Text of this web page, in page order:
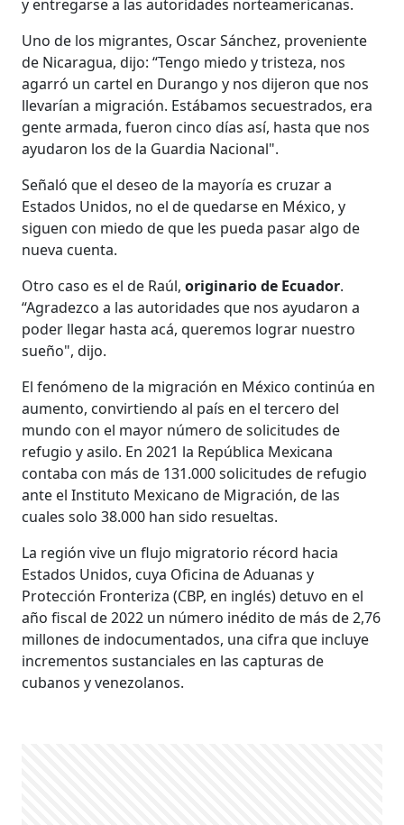
y entregarse a las autoridades norteamericanas.
Uno de los migrantes, Oscar Sánchez, proveniente
de Nicaragua, dijo: “Tengo miedo y tristeza, nos
agarró un cartel en Durango y nos dijeron que nos
llevarían a migración. Estábamos secuestrados, era
gente armada, fueron cinco días así, hasta que nos
ayudaron los de la Guardia Nacional".
Señaló que el deseo de la mayoría es cruzar a
Estados Unidos, no el de quedarse en México, y
siguen con miedo de que les pueda pasar algo de
nueva cuenta.
Otro caso es el de Raúl,originario de Ecuador.
“Agradezco a las autoridades que nos ayudaron a
poder llegar hasta acá, queremos lograr nuestro
sueño", dijo.
El fenómeno de la migración en México continúa en
aumento, convirtiendo al país en el tercero del
mundo con el mayor número de solicitudes de
refugio y asilo. En 2021 la República Mexicana
contaba con más de 131.000 solicitudes de refugio
ante el Instituto Mexicano de Migración, de las
cuales solo 38.000 han sido resueltas.
La región vive un flujo migratorio récord hacia
Estados Unidos, cuya Oficina de Aduanas y
Protección Fronteriza (CBP, en inglés) detuvo en el
año fiscal de 2022 un número inédito de más de 2,76
millones de indocumentados, una cifra que incluye
incrementos sustanciales en las capturas de
cubanos y venezolanos.